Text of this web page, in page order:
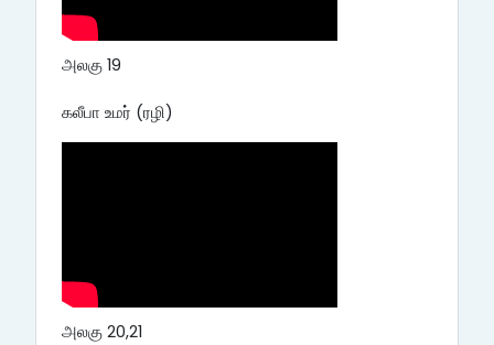
அலகு 19
கலீபா உமர் (ரழி)
அலகு 20,21